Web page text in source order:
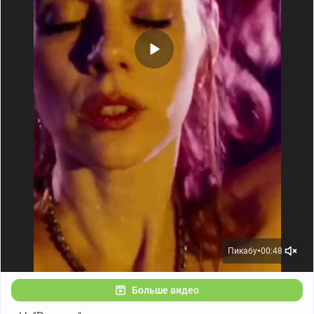
• остро нуждаешься в смысловой нагрузке;
• испытываешь неприязнь к Адаму Сэндлеру;
• твои ожидания от просмотра слишком высоки: ты
определённо рассчитываешь на жанровый шедевр без
изъянов.
Моя оценка: 7 из 10
Кинопоиск: 7.1 из 10
IMDb: 6.3 из 10
P.S. Кто такой красивый там в зеркале? (Кто в
зеркале?)
Пикабу●00:48
Больше видео